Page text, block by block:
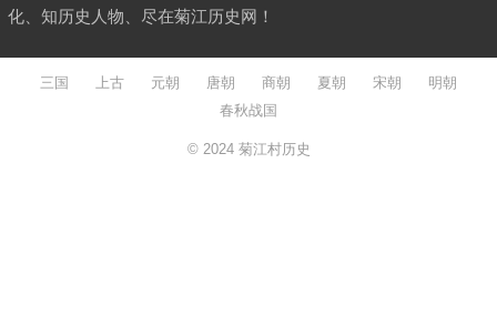
化、知历史人物、尽在菊江历史网！
三国 上古 元朝 唐朝 商朝 夏朝 宋朝
明朝
春秋战国
© 2024 菊江村历史